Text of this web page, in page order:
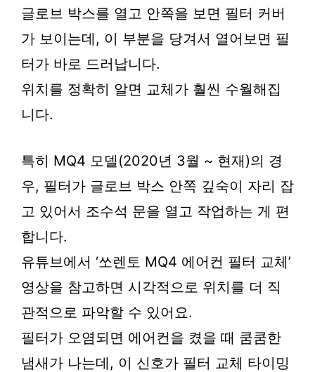
글로브 박스를 열고 안쪽을 보면 필터 커버
가 보이는데, 이 부분을 당겨서 열어보면 필
터가 바로 드러납니다.
위치를 정확히 알면 교체가 훨씬 수월해집
니다.
특히 MQ4 모델(2020년 3월 ~ 현재)의 경
우, 필터가 글로브 박스 안쪽 깊숙이 자리 잡
고 있어서 조수석 문을 열고 작업하는 게 편
합니다.
유튜브에서 ‘쏘렌토 MQ4 에어컨 필터 교체’
영상을 참고하면 시각적으로 위치를 더 직
관적으로 파악할 수 있어요.
필터가 오염되면 에어컨을 켰을 때 쿰쿰한
냄새가 나는데, 이 신호가 필터 교체 타이밍